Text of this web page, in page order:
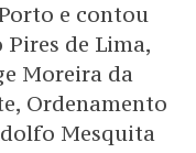
e contou
de Lima,
Moreira da
Ordenamento
Mesquita